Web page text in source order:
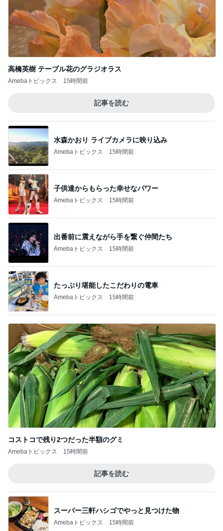
高橋英樹 テーブル花のグラジオラス
Amebaトピックス 15時間前
記事を読む
水森かおり ライブカメラに映り込み
Amebaトピックス 15時間前
子供達からもらった幸せなパワー
Amebaトピックス 15時間前
出番前に震えながら手を繋ぐ仲間たち
Amebaトピックス 15時間前
たっぷり堪能したこだわりの電車
Amebaトピックス 15時間前
コストコで残り2つだった半額のグミ
Amebaトピックス 15時間前
記事を読む
スーパー三軒ハシゴでやっと見つけた物
Amebaトピックス 15時間前